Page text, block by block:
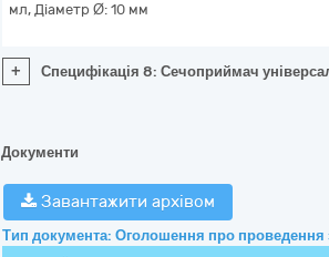
мл, Діаметр Ø: 10 мм
+ Специфікація 8: Сечоприймач
Документи
Завантажити архівом
Тип документа: Оголошення про проведення